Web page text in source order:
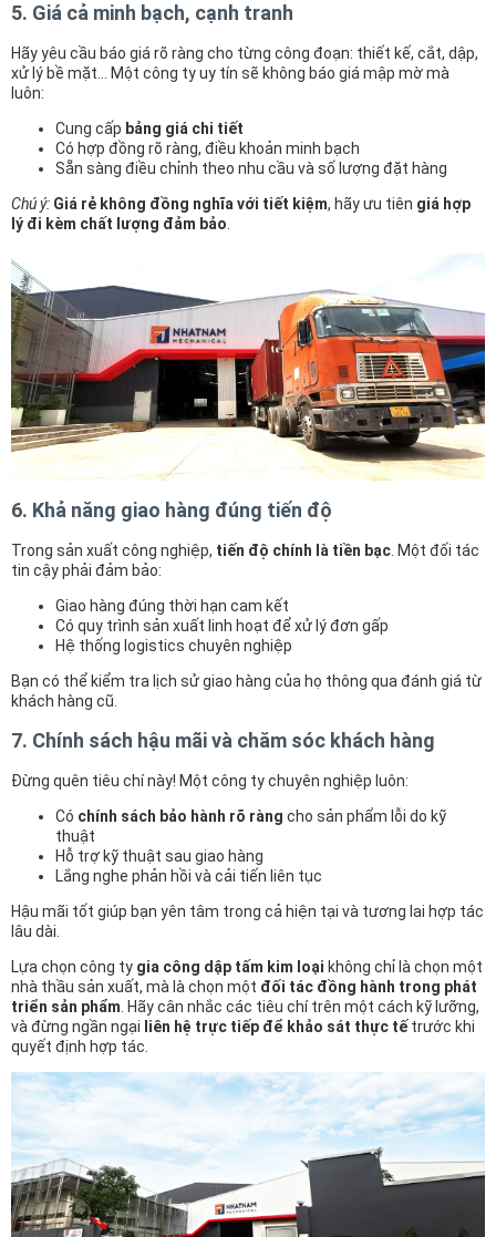
5. Giá cả minh bạch, cạnh tranh
Hãy yêu cầu báo giá rõ ràng cho từng công đoạn: thiết kế, cắt, dập,
xử lý bề mặt… Một công ty uy tín sẽ không báo giá mập mờ mà
luôn:
Cung cấp bảng giá chi tiết
Có hợp đồng rõ ràng, điều khoản minh bạch
Sẵn sàng điều chỉnh theo nhu cầu và số lượng đặt hàng
Chú ý: Giá rẻ không đồng nghĩa với tiết kiệm, hãy ưu tiên giá hợp
lý đi kèm chất lượng đảm bảo
6. Khả năng giao hàng đúng tiến độ
Trong sản xuất công nghiệp, tiến độ chính là tiền bạc . Một đối tác
tin cậy phải đảm bảo:
Giao hàng đúng thời hạn cam kết
Có quy trình sản xuất linh hoạt để xử lý đơn gấp
Hệ thống logistics chuyên nghiệp
Bạn có thể kiểm tra lịch sử giao hàng của họ thông qua đánh giá từ
khách hàng cũ.
7. Chính sách hậu mãi và chăm sóc khách hàng
Đừng quên tiêu chí này! Một công ty chuyên nghiệp luôn:
Có chính sách bảo hành rõ ràng cho sản phẩm lỗi do kỹ
thuật
Hỗ trợ kỹ thuật sau giao hàng
Lắng nghe phản hồi và cải tiến liên tục
Hậu mãi tốt giúp bạn yên tâm trong cả hiện tại và tương lai hợp tác
lâu dài.
Lựa chọn công ty gia công dập tấm kim loại không chỉ là chọn một
nhà thầu sản xuất, mà là chọn một đối tác đồng hành trong phát
triển sản phẩm . Hãy cân nhắc các tiêu chí trên một cách kỹ lưỡng,
và đừng ngần ngại liên hệ trực tiếp để khảo sát thực tếtrước khi
quyết định hợp tác.